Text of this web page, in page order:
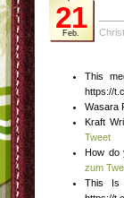
21
Feb.
This
https://
Wasara
Kraft
Tweet
How do
zum
This Is